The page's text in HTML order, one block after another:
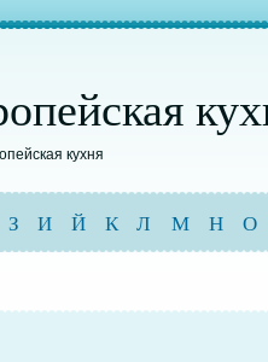
кухня
З И Й К Л М Н О